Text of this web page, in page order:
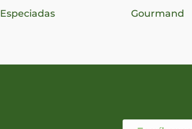
Especiadas Gourmand